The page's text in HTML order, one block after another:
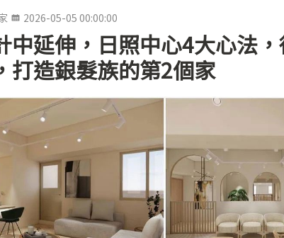
2026-05-05 00:00:00
中延伸，日照中心4大心法
打造銀髮族的第2個家